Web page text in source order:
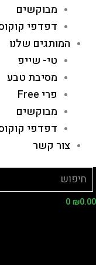
מבוקשים
דפדפי קוקוס
המותגים שלנו
טי- שייפ
מסיבת טבע
פרי Free
מבוקשים
דפדפי קוקוס
צור קשר
₪
0